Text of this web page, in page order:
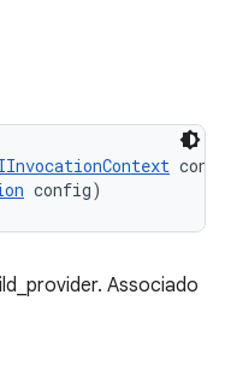
config)
Associado